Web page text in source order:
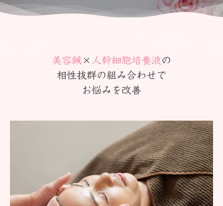
美容鍼 × 人幹細胞培養液の
相性抜群の組み合わせで
お悩みを改善